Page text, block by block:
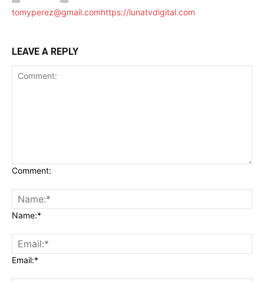
tomyperez@gmail.comhttps://lunatvdigital.com
LEAVE A REPLY
Comment:
Name:*
Email:*